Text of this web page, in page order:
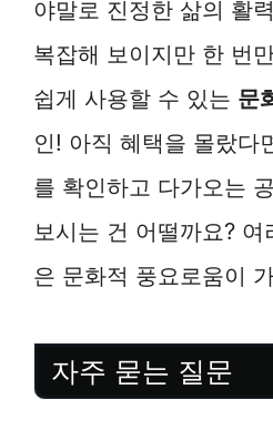
야말로 진정한 삶의 활
복잡해 보이지만 한 번
쉽게 사용할 수 있는 문
인! 아직 혜택을 몰랐다
를 확인하고 다가오는
보시는 건 어떨까요?
은 문화적 풍요로움이
자주 묻는 질문